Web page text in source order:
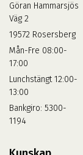
Göran Hammarsjös
Väg 2
19572 Rosersberg
Mån-Fre 08:00-
17:00
Lunchstängt 12:00-
13:00
Bankgiro: 5300-
1194